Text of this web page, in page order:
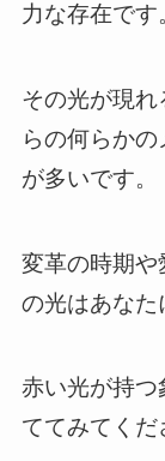
力な存在です
その光が現
らの何らか
が多いです。
変革の時期や
の光はあなた
赤い光が持つ
ててみてくだ